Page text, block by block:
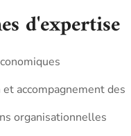
d'expertise
accompagnement des
organisationnelles